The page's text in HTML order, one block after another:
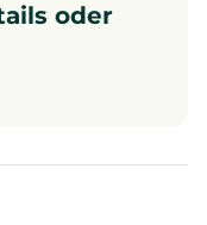
oder